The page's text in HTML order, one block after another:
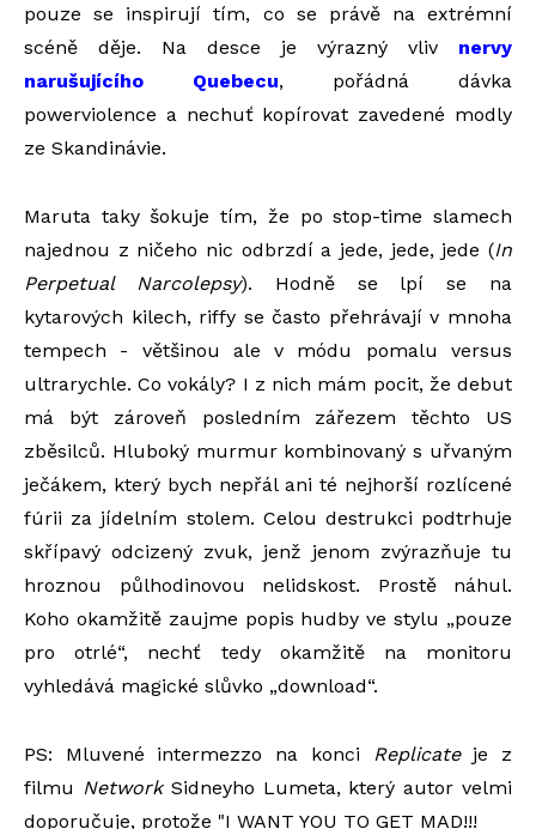
pouze se inspirují tím, co se právě na extrémní
scéně děje. Na desce je výrazný vliv nervy
narušujícího Quebecu, pořádná dávka
powerviolence a nechuť kopírovat zavedené modly
ze Skandinávie.
Maruta taky šokuje tím, že po stop-time slamech
najednou z ničeho nic odbrzdí a jede, jede, jede (In
Perpetual Narcolepsy). Hodně se lpí se na
kytarových kilech, riffy se často přehrávají v mnoha
tempech - většinou ale v módu pomalu versus
ultrarychle. Co vokály? I z nich mám pocit, že debut
má být zároveň posledním zářezem těchto US
zběsilců. Hluboký murmur kombinovaný s uřvaným
ječákem, který bych nepřál ani té nejhorší rozlícené
fúrii za jídelním stolem. Celou destrukci podtrhuje
skřípavý odcizený zvuk, jenž jenom zvýrazňuje tu
hroznou půlhodinovou nelidskost. Prostě náhul.
Koho okamžitě zaujme popis hudby ve stylu „pouze
pro otrlé“, nechť tedy okamžitě na monitoru
vyhledává magické slůvko „download“.
PS: Mluvené intermezzo na konci Replicateje z
filmu NetworkSidneyho Lumeta, který autor velmi
doporučuje, protože "I WANT YOU TO GET MAD!!!